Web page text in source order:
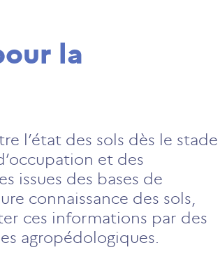
la
l’état des sols dès le stade
et des
issues des bases de
connaissance des sols,
ces informations par des
agropédologiques.